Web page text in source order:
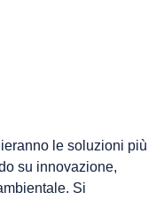
le soluzioni più
su innovazione,
Si